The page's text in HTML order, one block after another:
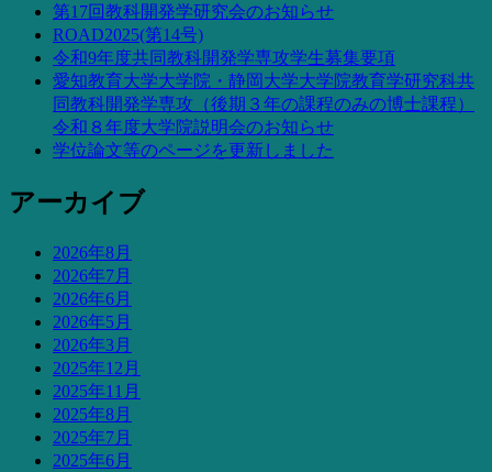
第17回教科開発学研究会のお知らせ
ROAD2025(第14号)
令和9年度共同教科開発学専攻学生募集要項
愛知教育大学大学院・静岡大学大学院教育学研究科共
同教科開発学専攻（後期３年の課程のみの博士課程）
令和８年度大学院説明会のお知らせ
学位論文等のページを更新しました
アーカイブ
2026年8月
2026年7月
2026年6月
2026年5月
2026年3月
2025年12月
2025年11月
2025年8月
2025年7月
2025年6月